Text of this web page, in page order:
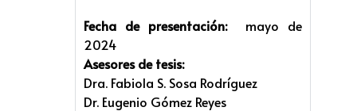
Fecha de presentación:
mayo de
2024
Asesores de tesis:
Dra. Fabiola S. Sosa Rodríguez
Dr. Eugenio Gómez Reyes